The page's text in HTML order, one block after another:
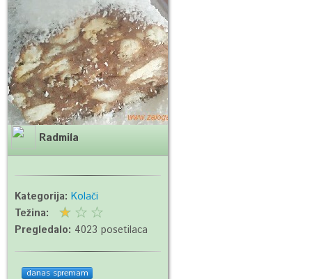
Radmila
Kategorija:Kolači
Težina:
Pregledalo: 4023 posetilaca
danas spremam